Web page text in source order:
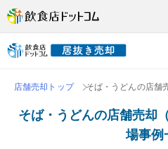
店舗売却トップ そば・うどんの店舗
そば・うどんの店舗売却
場事例